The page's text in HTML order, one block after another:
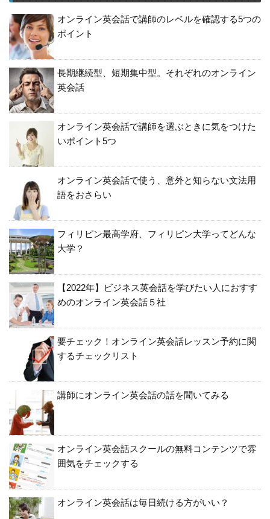
オンライン英会話で講師のレベルを確認する5つの
ポイント
長期継続型、短期集中型。それぞれのオンライン
英会話
オンライン英会話で講師を選ぶときに気をつけた
いポイント5つ
オンライン英会話で使う、意外と知らない文法用
語をおさらい
フィリピン最高学府、フィリピン大学ってどんな
大学？
【2022年】ビジネス英会話を学びたい人におすす
めのオンライン英会話５社
要チェック！オンライン英会話レッスン予約に関
するチェックリスト
講師にオンライン英会話の話を聞いてみる
オンライン英会話スクールの無料コンテンツで雰
囲気をチェックする
オンライン英会話は毎日続ける方がいい？